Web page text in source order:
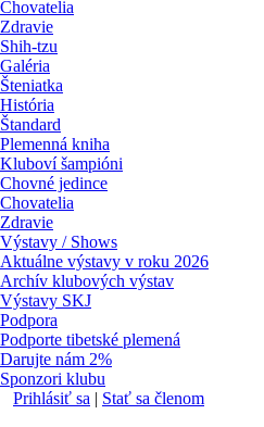
Chovatelia
Zdravie
Shih-tzu
Galéria
Šteniatka
História
Štandard
Plemenná kniha
Kluboví šampióni
Chovné jedince
Chovatelia
Zdravie
Výstavy / Shows
Aktuálne výstavy v roku 2026
Archív klubových výstav
Výstavy SKJ
Podpora
Podporte tibetské plemená
Darujte nám 2%
Sponzori klubu
Prihlásiť sa | Stať sa členom